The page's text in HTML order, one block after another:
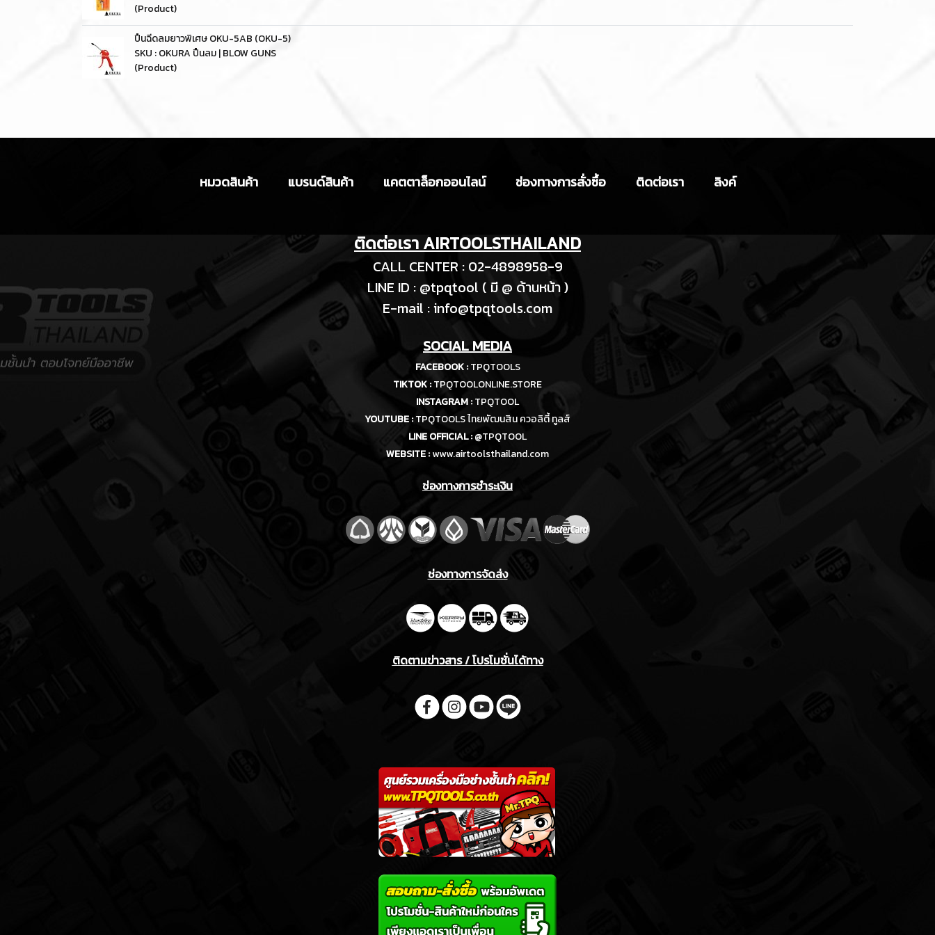
(Product)
ปืนฉีดลมยาวพิเศษ OKU-5AB (OKU-5)
SKU : OKURA ปืนลม | BLOW GUNS
(Product)
หมวดสินค้า แบรนด์สินค้า แคตตาล็อกออนไลน์ ช่องทางการสั่งซื้อ ติดต่อเรา ลิงค์
ติดต่อเรา AIRTOOLSTHAILAND
CALL CENTER : 02-4898958-9
LINE ID : @tpqtool ( มี @ ด้านหน้า )
E-mail :info@tpqtools.com
SOCIAL MEDIA
FACEBOOK : TPQTOOLS
TIKTOK :TPQTOOLONLINE.STORE
INSTAGRAM :TPQTOOL
YOUTUBE :TPQTOOLS ไทยพัฒนสิน ควอลิตี้ ทูลส์
LINE OFFICIAL :@TPQTOOL
WEBSITE :www.airtoolsthailand.com
ช่องทางการชำระเงิน
ช่องทางการจัดส่ง
ติดตามข่าวสาร / โปรโมชั่นได้ทาง